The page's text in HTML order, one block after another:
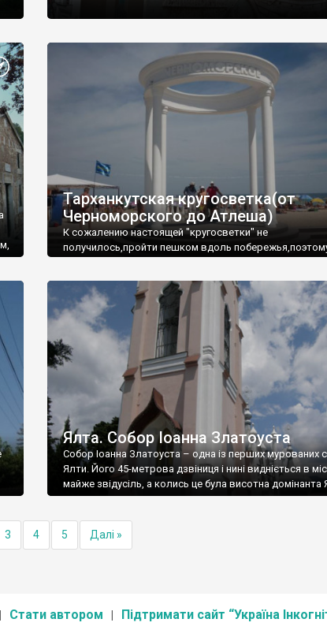
Тарханкутская кругосветка(от
Черноморского до Атлеша)
К сожалению настоящей "кругосветки" не
получилось,пройти пешком вдоль
Ялта. Собор Іоанна Златоуста
Собор Іоанна Златоуста – одна із перших мурованих
Ялти. Його 45-метрова дзвіниця і нині видніється в
майже звідусіль, а колись це була висотна домінанта
3 4 5 Далі »
Стати автором Підтримати сайт “Україна